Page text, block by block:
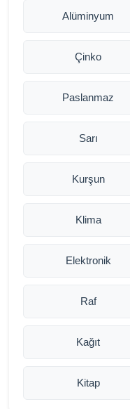
Alüminyum
Çinko
Paslanmaz
Sarı
Kurşun
Klima
Elektronik
Raf
Kağıt
Kitap